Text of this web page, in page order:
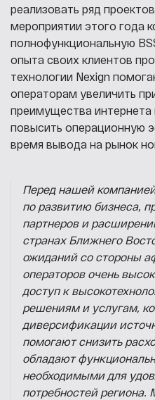
реализовать ряд
мероприятии этого года
полнофункциональную
опыта своих клиентов
технологии Nexign
операторам увеличить
преимущества интернета
повысить операционную
время вывода на рынок
Перед нашей
по развитию бизнеса,
партнеров и
странах Ближнего
ожиданий со стороны
операторов очень
доступ к
решениям и услугам,
диверсификации
помогают снизить
обладают
необходимыми для
потребностей